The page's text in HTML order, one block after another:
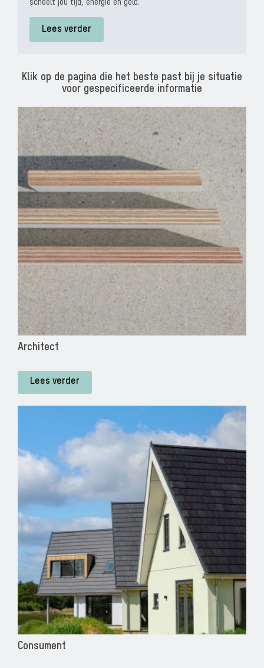
scheelt jou tijd, energie en geld.
Lees verder
Klik op de pagina die het beste past bij je situatie
voor gespecificeerde informatie
Architect
Lees verder
Consument